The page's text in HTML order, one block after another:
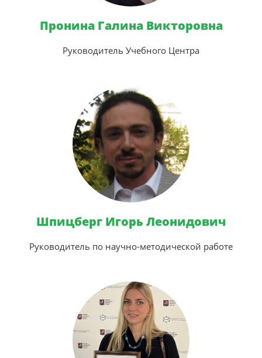
Пронина Галина Викторовна
Руководитель Учебного Центра
Шпицберг Игорь Леонидович
Руководитель по научно-методической работе